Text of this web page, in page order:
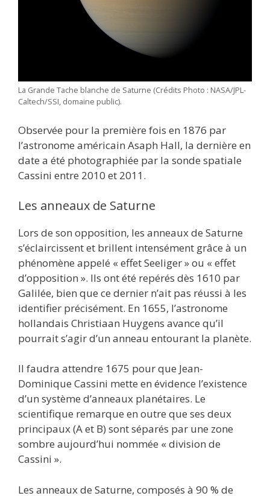
La Grande Tache blanche de Saturne (Crédits Photo : NASA/JPL-
Caltech/SSI, domaine public).
Observée pour la première fois en 1876 par
l’astronome américain Asaph Hall, la dernière en
date a été photographiée par la sonde spatiale
Cassini entre 2010 et 2011.
Les anneaux de Saturne
Lors de son opposition, les anneaux de Saturne
s’éclaircissent et brillent intensément grâce à un
phénomène appelé « effet Seeliger » ou « effet
d’opposition ». Ils ont été repérés dès 1610 par
Galilée, bien que ce dernier n’ait pas réussi à les
identifier précisément. En 1655, l’astronome
hollandais Christiaan Huygens avance qu’il
pourrait s’agir d’un anneau entourant la planète.
Il faudra attendre 1675 pour que Jean-
Dominique Cassini mette en évidence l’existence
d’un système d’anneaux planétaires. Le
scientifique remarque en outre que ses deux
principaux (A et B) sont séparés par une zone
sombre aujourd’hui nommée « division de
Cassini ».
Les anneaux de Saturne, composés à 90 % de